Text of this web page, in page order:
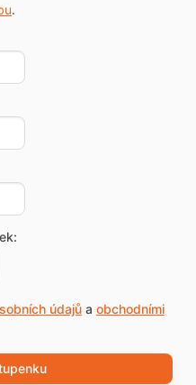
.
údajůa obchodními